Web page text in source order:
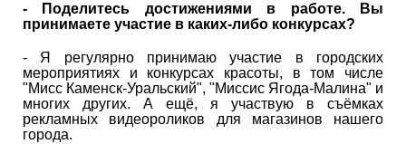
- Поделитесь достижениями в работе. Вы
принимаете участие в каких-либо конкурсах?
- Я регулярно принимаю участие в городских
мероприятиях и конкурсах красоты, в том числе
"Мисс Каменск-Уральский", "Миссис Ягода-Малина" и
многих других. А ещё, я участвую в съёмках
рекламных видеороликов для магазинов нашего
города.